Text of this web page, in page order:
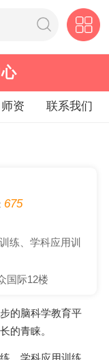
师资 联系我们
675
练、学科应用训
国际12楼
的脑科学教育平
的青睐。